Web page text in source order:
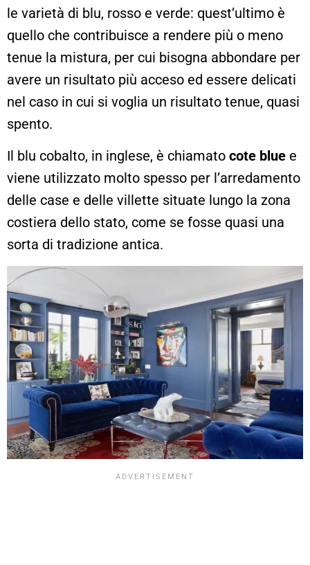
le varietà di blu, rosso e verde: quest’ultimo è
quello che contribuisce a rendere più o meno
tenue la mistura, per cui bisogna abbondare per
avere un risultato più acceso ed essere delicati
nel caso in cui si voglia un risultato tenue, quasi
spento.
Il blu cobalto, in inglese, è chiamato cote blue e
viene utilizzato molto spesso per l’arredamento
delle case e delle villette situate lungo la zona
costiera dello stato, come se fosse quasi una
sorta di tradizione antica.